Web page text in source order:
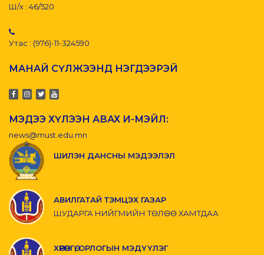
Ш/х : 46/520
Утас : (976)-11-324590
МАНАЙ СҮЛЖЭЭНД НЭГДЭЭРЭЙ
МЭДЭЭ ХҮЛЭЭН АВАХ И-МЭЙЛ:
news@must.edu.mn
ШИЛЭН ДАНСНЫ МЭДЭЭЛЭЛ
АВИЛГАТАЙ ТЭМЦЭХ ГАЗАР
ШУДАРГА НИЙГМИЙН ТӨЛӨӨ ХАМТДАА
ХӨРӨНГӨ, ОРЛОГЫН МЭДҮҮЛЭГ